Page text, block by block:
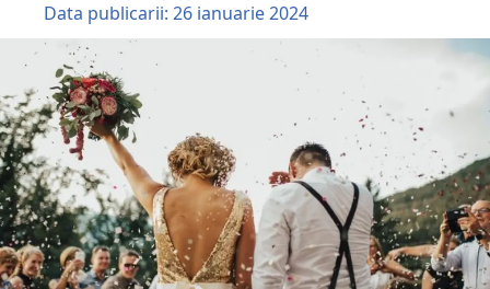
Data publicarii: 26 ianuarie 2024